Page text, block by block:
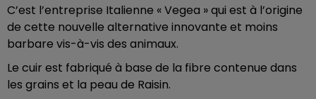
C’est l’entreprise Italienne « Vegea » qui est à l’origine
de cette nouvelle alternative innovante et moins
barbare vis-à-vis des animaux.
Le cuir est fabriqué à base de la fibre contenue dans
les grains et la peau de Raisin.